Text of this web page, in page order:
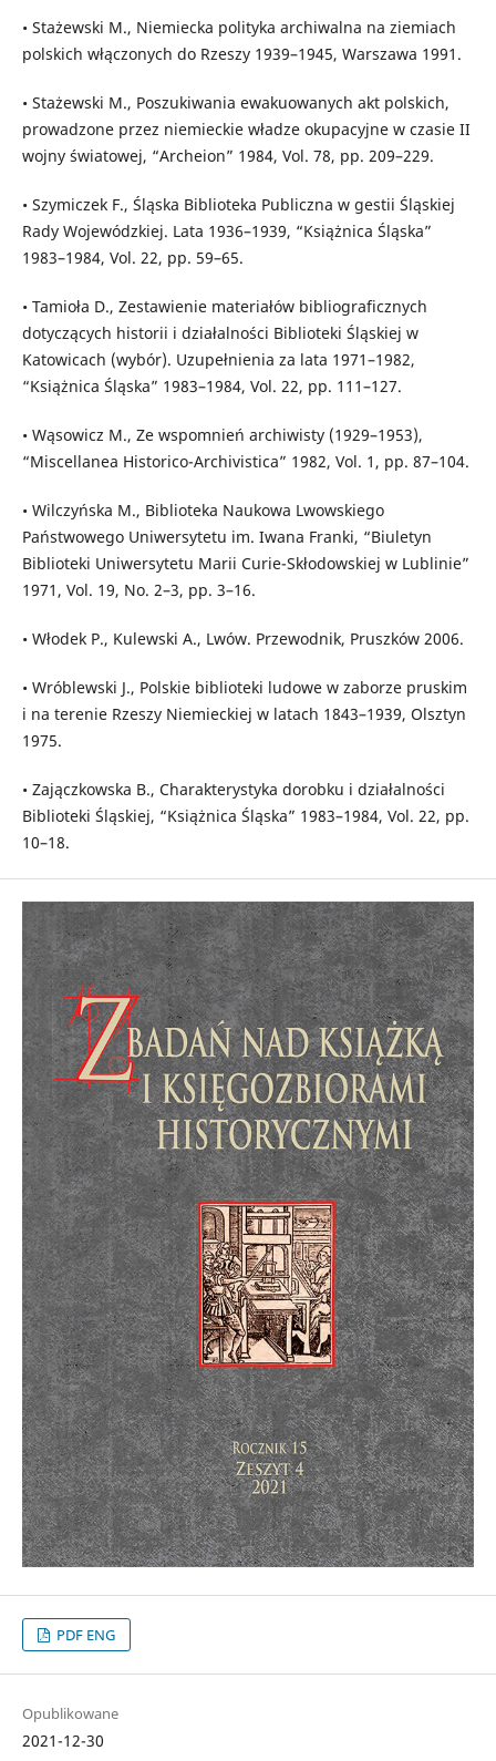
• Stażewski M., Niemiecka polityka archiwalna na ziemiach
polskich włączonych do Rzeszy 1939–1945, Warszawa 1991.
• Stażewski M., Poszukiwania ewakuowanych akt polskich,
prowadzone przez niemieckie władze okupacyjne w czasie II
wojny światowej, “Archeion” 1984, Vol. 78, pp. 209–229.
• Szymiczek F., Śląska Biblioteka Publiczna w gestii Śląskiej
Rady Wojewódzkiej. Lata 1936–1939, “Książnica Śląska”
1983–1984, Vol. 22, pp. 59–65.
• Tamioła D., Zestawienie materiałów bibliograficznych
dotyczących historii i działalności Biblioteki Śląskiej w
Katowicach (wybór). Uzupełnienia za lata 1971–1982,
“Książnica Śląska” 1983–1984, Vol. 22, pp. 111–127.
• Wąsowicz M., Ze wspomnień archiwisty (1929–1953),
“Miscellanea Historico-Archivistica” 1982, Vol. 1, pp. 87–104.
• Wilczyńska M., Biblioteka Naukowa Lwowskiego
Państwowego Uniwersytetu im. Iwana Franki, “Biuletyn
Biblioteki Uniwersytetu Marii Curie-Skłodowskiej w Lublinie”
1971, Vol. 19, No. 2–3, pp. 3–16.
• Włodek P., Kulewski A., Lwów. Przewodnik, Pruszków 2006.
• Wróblewski J., Polskie biblioteki ludowe w zaborze pruskim
i na terenie Rzeszy Niemieckiej w latach 1843–1939, Olsztyn
1975.
• Zajączkowska B., Charakterystyka dorobku i działalności
Biblioteki Śląskiej, “Książnica Śląska” 1983–1984, Vol. 22, pp.
10–18.
PDF ENG
Opublikowane
2021-12-30